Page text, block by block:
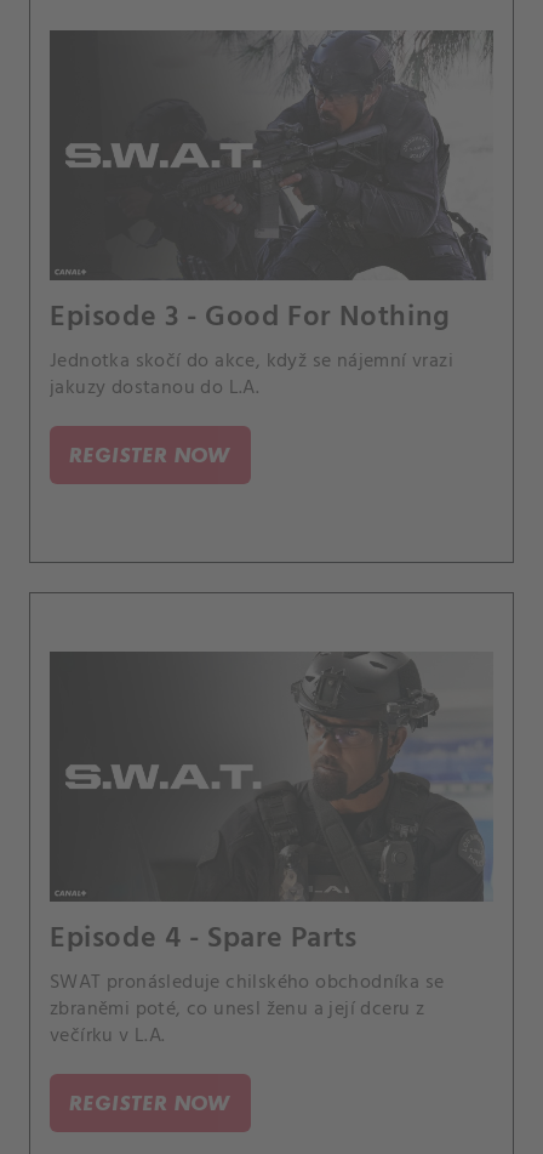
Episode 3 - Good For Nothing
Jednotka skočí do akce, když se nájemní vrazi
jakuzy dostanou do L.A.
REGISTER NOW
Episode 4 - Spare Parts
SWAT pronásleduje chilského obchodníka se
zbraněmi poté, co unesl ženu a její dceru z
večírku v L.A.
REGISTER NOW